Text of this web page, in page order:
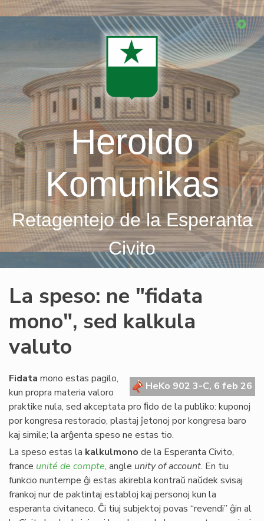
Skip
Heroldo
Komunikas
Retagentejo de la Esperanta
Civito
La speso: ne "fidata
mono", sed kalkula
valuto
HeKo 902 3-C, 6 feb 26
Fidata mono estas pagilo,
kun propra materia valoro
praktike nula, sed akceptata pro ﬁdo de la publiko: kuponoj
por kongresa restoracio, plastaj ĵetonoj por kongresa baro
kaj simile; la arĝenta speso ne estas tio.
La speso estas la kalkulmono de la Esperanta Civito,
france unité de compte, angle unity of account. En tiu
funkcio nuntempe ĝi estas akirebla kontraŭ naŭdek svisaj
frankoj nur de paktintaj establoj kaj personoj kun la
esperanta civitaneco. Ĉi tiuj subjektoj povas “revendi” ĝin al